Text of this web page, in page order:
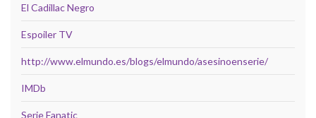
El Cadillac Negro
Espoiler TV
http://www.elmundo.es/blogs/elmundo/asesinoenserie/
IMDb
Serie Fanatic